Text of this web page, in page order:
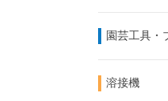
園芸工具・
溶接機